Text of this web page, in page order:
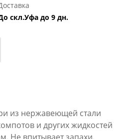
скл.Уфа до 9 дн.
из нержавеющей стали
и других жидкостей